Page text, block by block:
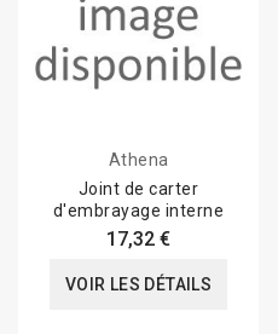
Athena
Joint de carter
d'embrayage interne
17,32 €
VOIR LES DÉTAILS